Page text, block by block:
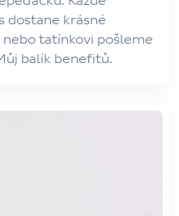
dostane krásné
tatínkovi pošleme
balík benefitů.